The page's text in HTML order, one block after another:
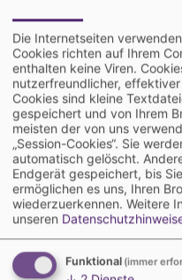
AGB Anzeigen
Gentner Verlag
Allgemeine
Zeitungen und Zeitschriften
General Terms and Conditions
Inserts in Newspapers and
AGB Anzeigen
Gentner Verlag
Allgemeine
Medien(PDF)
Die Internetseiten
Cookies richten auf Ihrem
enthalten keine Viren.
nutzerfreundlicher,
Cookies sind kleine
gespeichert und von Ihrem
meisten der von uns
„Session-Cookies“. Sie
automatisch gelöscht.
Endgerät gespeichert, bis
ermöglichen es uns, Ihren
wiederzuerkennen. Weitere
unseren
Funktional (immer